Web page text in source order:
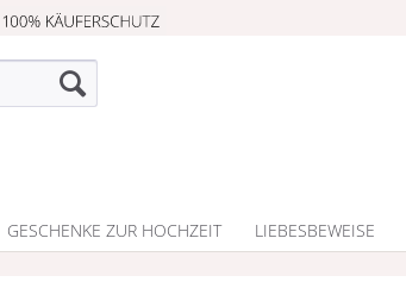
GESCHENKE ZUR HOCHZEIT LIEBESBEWEISE